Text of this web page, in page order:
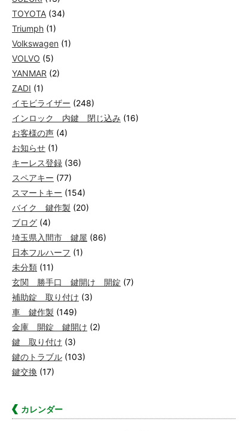
TOYOTA (34)
Triumph (1)
Volkswagen (1)
VOLVO (5)
YANMAR (2)
ZADI (1)
イモビライザー (248)
インロック 内鍵 閉じ込み (16)
お客様の声 (4)
お知らせ (1)
キーレス登録 (36)
スペアキー (77)
スマートキー (154)
バイク 鍵作製 (20)
ブログ (4)
埼玉県入間市 鍵屋 (86)
日本フルハーフ (1)
未分類 (11)
玄関 勝手口 鍵開け 開錠 (7)
補助錠 取り付け (3)
車 鍵作製 (149)
金庫 開錠 鍵開け (2)
鍵 取り付け (3)
鍵のトラブル (103)
鍵交換 (17)
カレンダー